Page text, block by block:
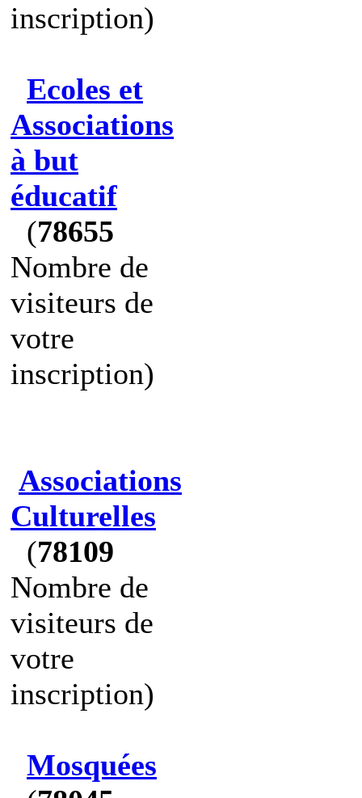
inscription)
Ecoles et
Associations
à but
éducatif
(78655
Nombre de
visiteurs de
votre
inscription)
Associations
Culturelles
(78109
Nombre de
visiteurs de
votre
inscription)
Mosquées